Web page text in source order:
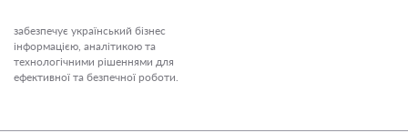
забезпечує український бізнес
інформацією, аналітикою та
технологічними рішеннями для
ефективної та безпечної роботи.